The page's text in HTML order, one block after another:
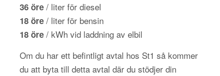
36 öre / liter för diesel
18 öre / liter för bensin
18 öre / kWh vid laddning av elbil
Om du har ett befintligt avtal hos St1 så kommer
du att byta till detta avtal där du stödjer din